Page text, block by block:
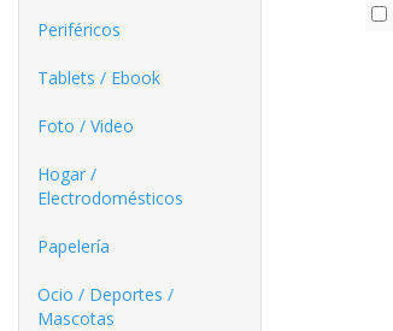
Periféricos
Tablets / Ebook
Foto / Video
Hogar /
Electrodomésticos
Papelería
Ocio / Deportes /
Mascotas